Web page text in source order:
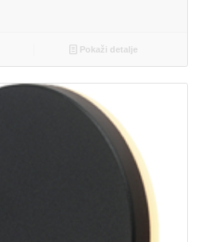
Pokaži detalje